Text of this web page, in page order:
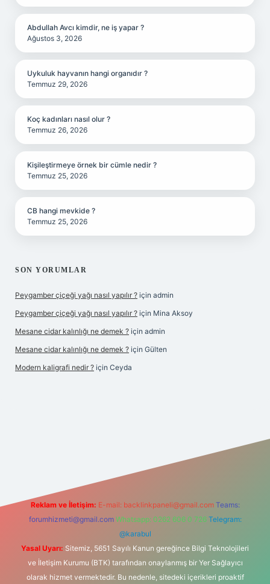
Abdullah Avcı kimdir, ne iş yapar ?
Ağustos 3, 2026
Uykuluk hayvanın hangi organıdır ?
Temmuz 29, 2026
Koç kadınları nasıl olur ?
Temmuz 26, 2026
Kişileştirmeye örnek bir cümle nedir ?
Temmuz 25, 2026
CB hangi mevkide ?
Temmuz 25, 2026
SON YORUMLAR
Peygamber çiçeği yağı nasıl yapılır ? için admin
Peygamber çiçeği yağı nasıl yapılır ? için Mina Aksoy
Mesane cidar kalınlığı ne demek ? için admin
Mesane cidar kalınlığı ne demek ? için Gülten
Modern kaligrafi nedir ? için Ceyda
Reklam ve İletişim: E-mail: backlinkpaneli@gmail.com Teams:
forumhizmeti@gmail.com Whatsapp: 0262 606 0 726 Telegram:
@karabul
Yasal Uyarı: Sitemiz, 5651 Sayılı Kanun gereğince Bilgi Teknolojileri
ve İletişim Kurumu (BTK) tarafından onaylanmış bir Yer Sağlayıcı
olarak hizmet vermektedir. Bu nedenle, sitedeki içerikleri proaktif